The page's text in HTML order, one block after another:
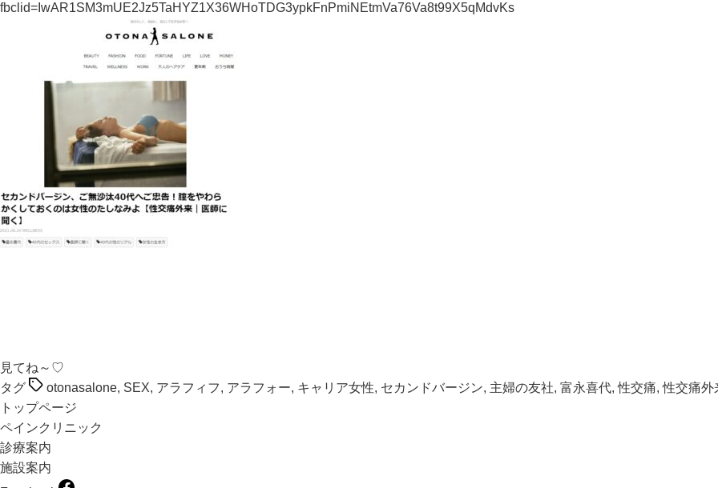
fbclid=IwAR1SM3mUE2Jz5TaHYZ1X36WHoTDG3ypkFnPmiNEtmVa76Va8t99X5qMdvKs
見てね～♡
タグ
otonasalone, SEX, アラフィフ, アラフォー, キャリア女性, セカンドバージン, 主婦の友社, 富永喜代,性交痛,性交痛外
トップページ
ペインクリニック
診療案内
施設案内